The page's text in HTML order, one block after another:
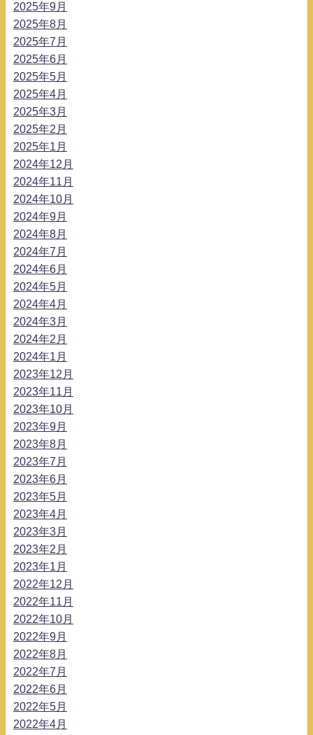
2025年9月
2025年8月
2025年7月
2025年6月
2025年5月
2025年4月
2025年3月
2025年2月
2025年1月
2024年12月
2024年11月
2024年10月
2024年9月
2024年8月
2024年7月
2024年6月
2024年5月
2024年4月
2024年3月
2024年2月
2024年1月
2023年12月
2023年11月
2023年10月
2023年9月
2023年8月
2023年7月
2023年6月
2023年5月
2023年4月
2023年3月
2023年2月
2023年1月
2022年12月
2022年11月
2022年10月
2022年9月
2022年8月
2022年7月
2022年6月
2022年5月
2022年4月